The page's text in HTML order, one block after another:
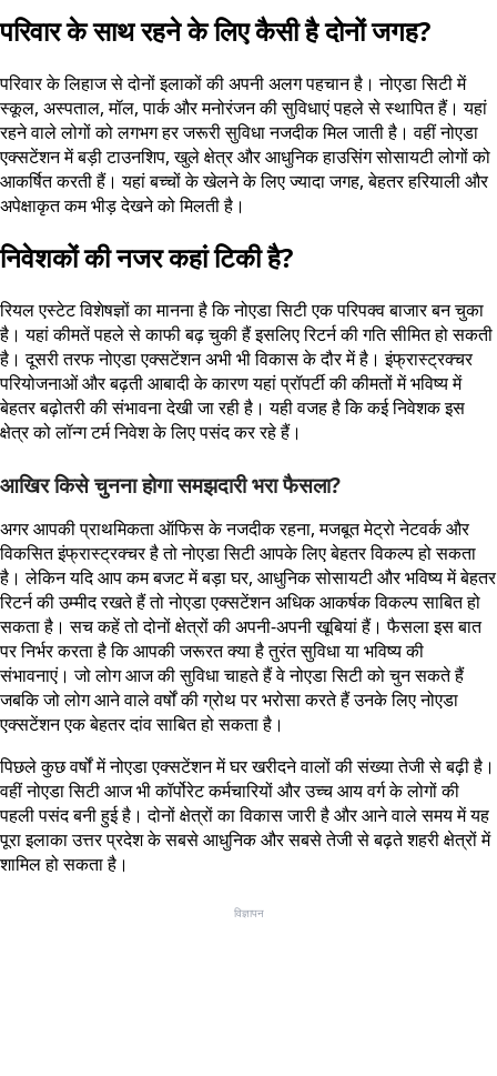
परिवार के साथ रहने के लिए कैसी है दोनों जगह?
परिवार के लिहाज से दोनों इलाकों की अपनी अलग पहचान है। नोएडा सिटी में
स्कूल, अस्पताल, मॉल, पार्क और मनोरंजन की सुविधाएं पहले से स्थापित हैं। यहां
रहने वाले लोगों को लगभग हर जरूरी सुविधा नजदीक मिल जाती है। वहीं नोएडा
एक्सटेंशन में बड़ी टाउनशिप, खुले क्षेत्र और आधुनिक हाउसिंग सोसायटी लोगों को
आकर्षित करती हैं। यहां बच्चों के खेलने के लिए ज्यादा जगह, बेहतर हरियाली और
अपेक्षाकृत कम भीड़ देखने को मिलती है।
निवेशकों की नजर कहां टिकी है?
रियल एस्टेट विशेषज्ञों का मानना है कि नोएडा सिटी एक परिपक्व बाजार बन चुका
है। यहां कीमतें पहले से काफी बढ़ चुकी हैं इसलिए रिटर्न की गति सीमित हो सकती
है। दूसरी तरफ नोएडा एक्सटेंशन अभी भी विकास के दौर में है। इंफ्रास्ट्रक्चर
परियोजनाओं और बढ़ती आबादी के कारण यहां प्रॉपर्टी की कीमतों में भविष्य में
बेहतर बढ़ोतरी की संभावना देखी जा रही है। यही वजह है कि कई निवेशक इस
क्षेत्र को लॉन्ग टर्म निवेश के लिए पसंद कर रहे हैं।
आखिर किसे चुनना होगा समझदारी भरा फैसला?
अगर आपकी प्राथमिकता ऑफिस के नजदीक रहना, मजबूत मेट्रो नेटवर्क और
विकसित इंफ्रास्ट्रक्चर है तो नोएडा सिटी आपके लिए बेहतर विकल्प हो सकता
है। लेकिन यदि आप कम बजट में बड़ा घर, आधुनिक सोसायटी और भविष्य में बेहतर
रिटर्न की उम्मीद रखते हैं तो नोएडा एक्सटेंशन अधिक आकर्षक विकल्प साबित हो
सकता है। सच कहें तो दोनों क्षेत्रों की अपनी-अपनी खूबियां हैं। फैसला इस बात
पर निर्भर करता है कि आपकी जरूरत क्या है तुरंत सुविधा या भविष्य की
संभावनाएं। जो लोग आज की सुविधा चाहते हैं वे नोएडा सिटी को चुन सकते हैं
जबकि जो लोग आने वाले वर्षों की ग्रोथ पर भरोसा करते हैं उनके लिए नोएडा
एक्सटेंशन एक बेहतर दांव साबित हो सकता है।
पिछले कुछ वर्षों में नोएडा एक्सटेंशन में घर खरीदने वालों की संख्या तेजी से बढ़ी है।
वहीं नोएडा सिटी आज भी कॉर्पोरेट कर्मचारियों और उच्च आय वर्ग के लोगों की
पहली पसंद बनी हुई है। दोनों क्षेत्रों का विकास जारी है और आने वाले समय में यह
पूरा इलाका उत्तर प्रदेश के सबसे आधुनिक और सबसे तेजी से बढ़ते शहरी क्षेत्रों में
शामिल हो सकता है।
विज्ञापन